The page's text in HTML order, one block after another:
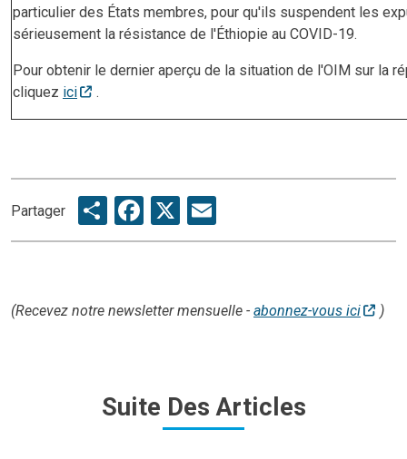
particulier des États membres, pour qu'ils suspendent les
sérieusement la résistance de l'Éthiopie au COVID-19.
Pour obtenir le dernier aperçu de la situation de l'OIM sur la
cliquez ici .
Partager ShareFacebook
X
(Recevez notre newsletter mensuelle - abonnez-vous ici )
Suite Des Articles